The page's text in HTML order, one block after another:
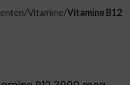
Vitamine Vitamine B12